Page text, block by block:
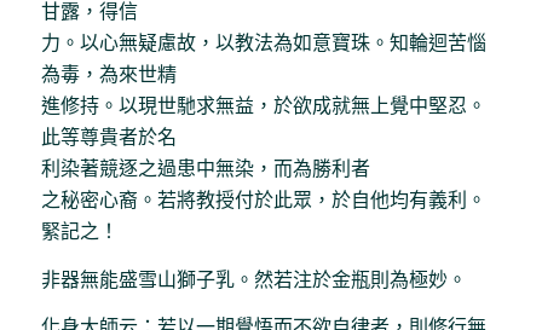
甘露，得信
力。以心無疑慮故，以教法為如意寶珠。知輪迴苦惱
為毒，為來世精
進修持。以現世馳求無益，於欲成就無上覺中堅忍。
此等尊貴者於名
利染著競逐之過患中無染，而為勝利者
之秘密心裔。若將教授付於此眾，於自他均有義利。
緊記之！
非器無能盛雪山獅子乳。然若注於金瓶則為極妙。